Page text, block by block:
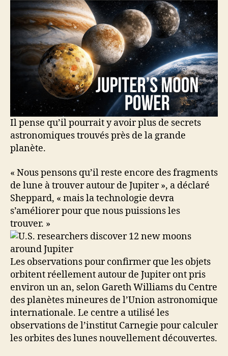
Il pense qu’il pourrait y avoir plus de secrets
astronomiques trouvés près de la grande
planète.
« Nous pensons qu’il reste encore des fragments
de lune à trouver autour de Jupiter », a déclaré
Sheppard, « mais la technologie devra
s’améliorer pour que nous puissions les
trouver. »
Les observations pour confirmer que les objets
orbitent réellement autour de Jupiter ont pris
environ un an, selon Gareth Williams du Centre
des planètes mineures de l’Union astronomique
internationale. Le centre a utilisé les
observations de l’institut Carnegie pour calculer
les orbites des lunes nouvellement découvertes.